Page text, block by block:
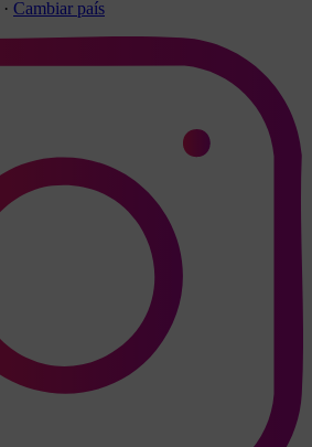
· Cambiar país